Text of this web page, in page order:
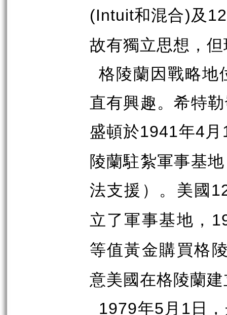
(Intuit和混合)及
故有獨立思想，
格陵蘭因戰略地
直有興趣。希特
盛頓於1941年4月
陵蘭駐紮軍事基
法支援）。美國
立了軍事基地，
等值黃金購買格
意美國在格陵蘭
1979年5月 1日